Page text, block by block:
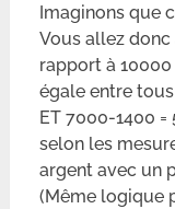
Imaginons que
Vous allez
rapport à
égale entre
ET 7000-1400
selon les
argent avec un
(Même logique